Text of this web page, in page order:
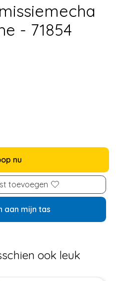
- 71854
nu
toevoegen
aan mijn tas
ook leuk